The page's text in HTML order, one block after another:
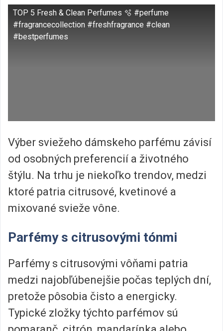
TOP 5 Fresh & Clean Perfumes 🫧 #perfume
#fragrancecollection #freshfragrance #clean
#bestperfumes
Výber sviežeho dámskeho parfému závisí
od osobných preferencií a životného
štýlu. Na trhu je niekoľko trendov, medzi
ktoré patria citrusové, kvetinové a
mixované svieže vône.
Parfémy s citrusovými tónmi
Parfémy s citrusovými vôňami patria
medzi najobľúbenejšie počas teplých dní,
pretože pôsobia čisto a energicky.
Typické zložky týchto parfémov sú